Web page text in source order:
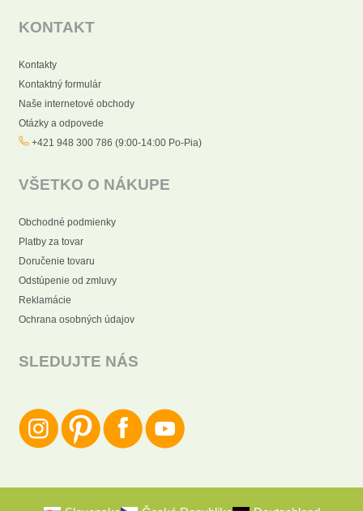
KONTAKT
Kontakty
Kontaktný formulár
Naše internetové obchody
Otázky a odpovede
+421 948 300 786 (9:00-14:00 Po-Pia)
VŠETKO O NÁKUPE
Obchodné podmienky
Platby za tovar
Doručenie tovaru
Odstúpenie od zmluvy
Reklamácie
Ochrana osobných údajov
SLEDUJTE NÁS